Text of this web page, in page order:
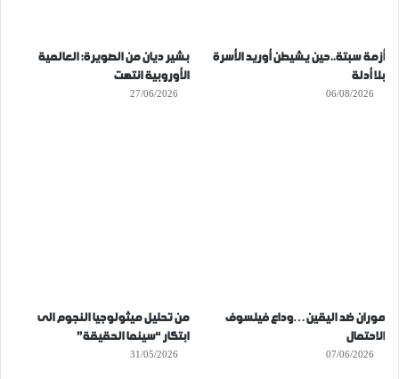
أزمة سبتة..حين يشيطن أوريد الأسرة
بلا أدلة
06/08/2026
بشير ديان من الصويرة: العالمية
الأوروبية انتهت
27/06/2026
موران ضد اليقين…وداع فيلسوف
الاحتمال
07/06/2026
من تحليل ميثولوجيا النجوم الى
ابتكار “سينما الحقيقة”
31/05/2026